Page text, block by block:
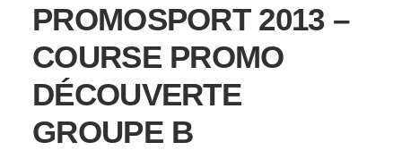
PROMOSPORT 2013 –
COURSE PROMO
DÉCOUVERTE
GROUPE B